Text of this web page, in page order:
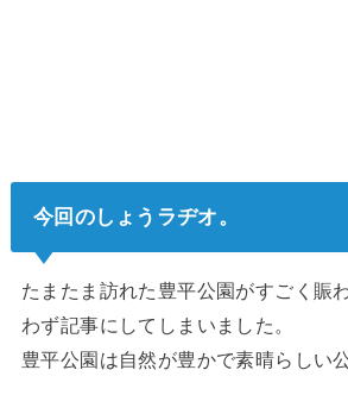
今回のしょうラヂオ。
たまたま訪れた豊平公園がすごく賑
わず記事にしてしまいました。
豊平公園は自然が豊かで素晴らしい